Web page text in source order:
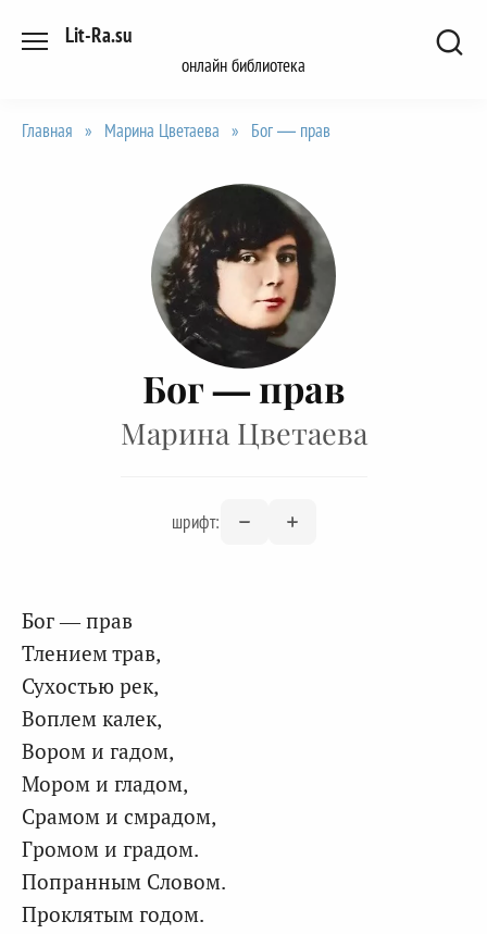
Lit-Ra.su
онлайн библиотека
Главная » Марина Цветаева » Бог — прав
Бог — прав
Марина Цветаева
шрифт:
Бог — прав
Тлением трав,
Сухостью рек,
Воплем калек,
Вором и гадом,
Мором и гладом,
Срамом и смрадом,
Громом и градом.
Попранным Словом.
Проклятым годом.